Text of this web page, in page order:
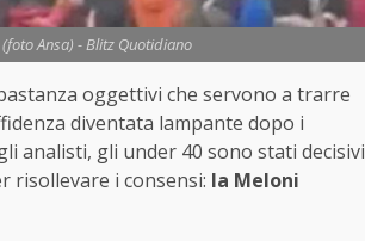
Ansa) - Blitz Quotidiano
oggettivi che servono a trarre
diventata lampante dopo i
analisti, gli under 40 sono stati decisivi
risollevare i consensi: la Meloni